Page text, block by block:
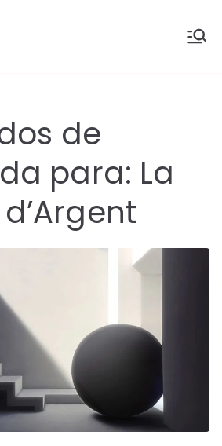
CLUB
Noticias, entrevistas y
escena indie
de
para: La